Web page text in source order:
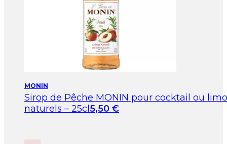
MONIN
Sirop de Pêche MONIN pour cocktail ou
naturels – 25cl 5,50 €